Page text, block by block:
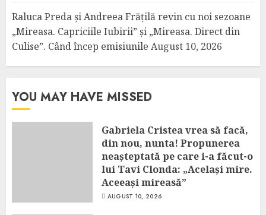
Raluca Preda și Andreea Frățilă revin cu noi sezoane
„Mireasa. Capriciile Iubirii” și „Mireasa. Direct din
Culise”. Când încep emisiunile August 10, 2026
YOU MAY HAVE MISSED
Gabriela Cristea vrea să facă,
din nou, nunta! Propunerea
neașteptată pe care i-a făcut-o
lui Tavi Clonda: „Același mire.
Aceeași mireasă”
AUGUST 10, 2026